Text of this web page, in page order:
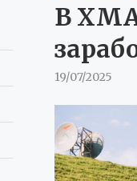
В
19/07/2025